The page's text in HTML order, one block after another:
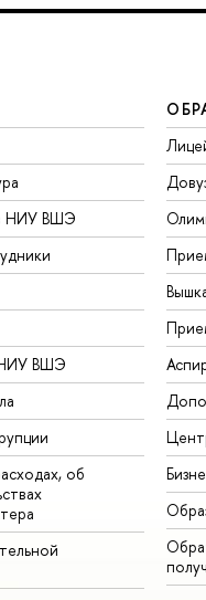
НИУ ВШЭ
НИУ ВШЭ
об